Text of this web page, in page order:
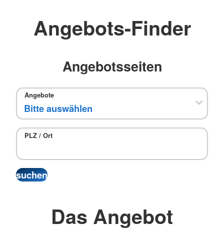
Angebots-Finder
Angebotsseiten
Angebote
PLZ / Ort
Das Angebot